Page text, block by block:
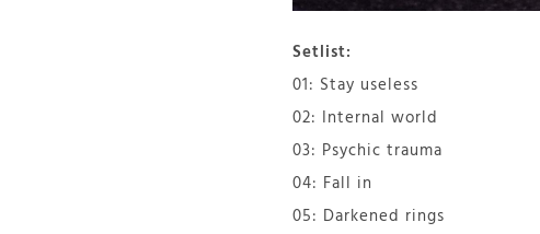
Setlist:
01: Stay useless
02: Internal world
03: Psychic trauma
04: Fall in
05: Darkened rings